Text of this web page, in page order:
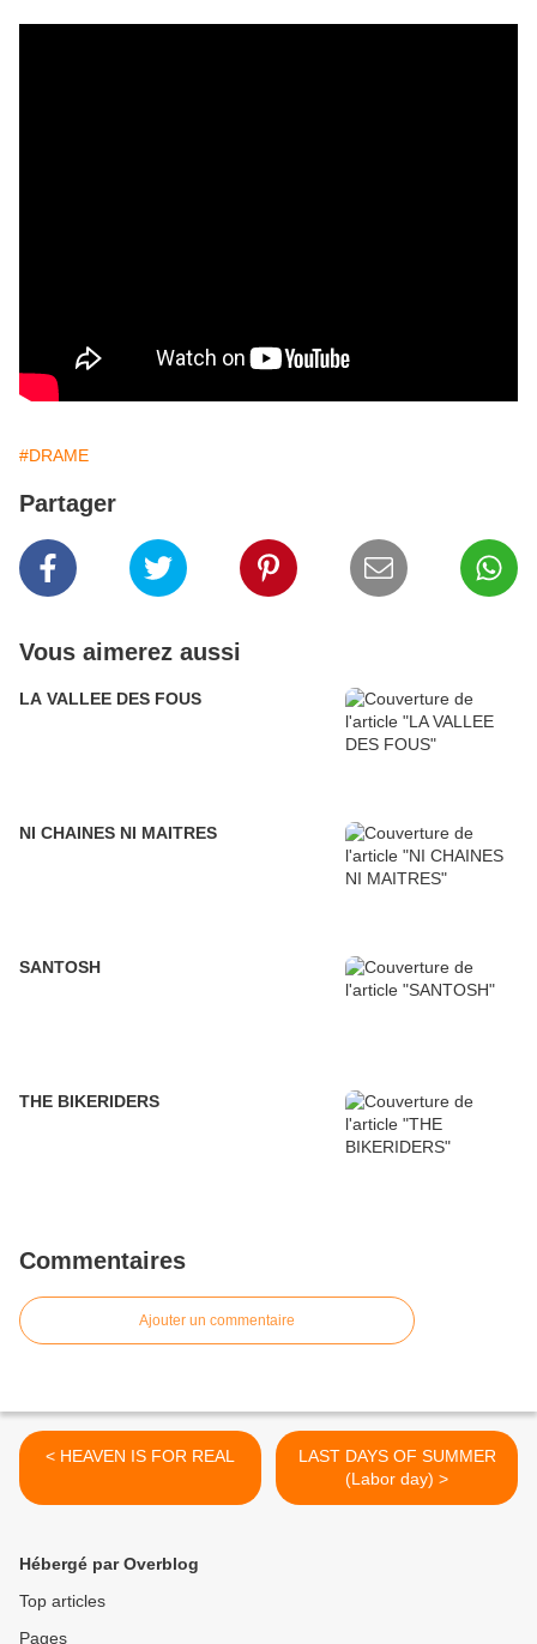
#DRAME
Partager
Vous aimerez aussi
LA VALLEE DES FOUS
NI CHAINES NI MAITRES
SANTOSH
THE BIKERIDERS
Commentaires
Ajouter un commentaire
< HEAVEN IS FOR REAL
LAST DAYS OF SUMMER
(Labor day) >
Hébergé par Overblog
Top articles
Pages